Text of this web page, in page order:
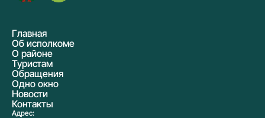
Главная
Об исполкоме
О районе
Туристам
Обращения
Одно окно
Новости
Контакты
Адрес: